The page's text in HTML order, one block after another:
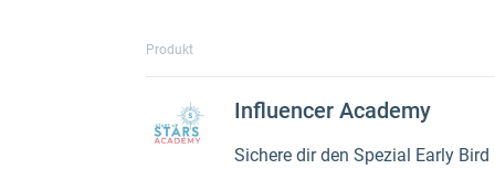
Produkt
Influencer Academy
Sichere dir den Spezial Early